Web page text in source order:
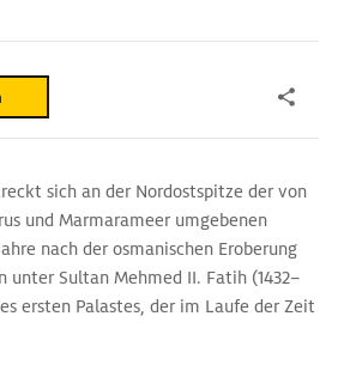
sich an der Nordostspitze der von
und Marmarameer umgebenen
nach der osmanischen Eroberung
unter Sultan Mehmed II. Fatih (1432–
ersten Palastes, der im Laufe der Zeit